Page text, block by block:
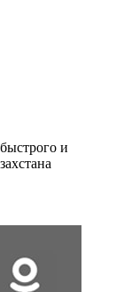
и